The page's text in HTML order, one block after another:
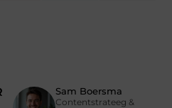
Sam Boersma
Contentstrateeg &